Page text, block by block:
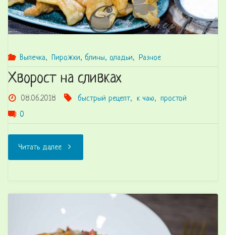
Выпечка, Пирожки, блины, оладьи, Разное
Хворост на сливках
08.06.2018 быстрый рецепт, к чаю, простой
0
Читать далее"Хворост
сливках"